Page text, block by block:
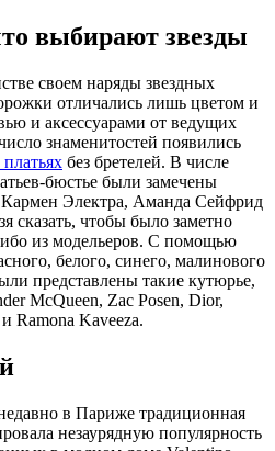
выбирают звезды
своем наряды звездных
отличались лишь цветом и
и аксессуарами от ведущих
знаменитостей появились
без бретелей. В числе
бюстье были замечены
Электра, Аманда Сейфрид
сказать, чтобы было заметно
из модельеров. С помощью
белого, синего, малинового
представлены такие кутюрье,
McQueen, Zac Posen, Dior,
Ramona Kaveeza.
в Париже традиционная
незаурядную популярность